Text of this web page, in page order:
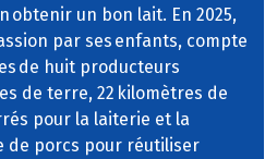
obtenir un bon lait. En 2025,
par ses enfants, compte
de huit producteurs
de terre, 22 kilomètres de
pour la laiterie et la
de porcs pour réutiliser